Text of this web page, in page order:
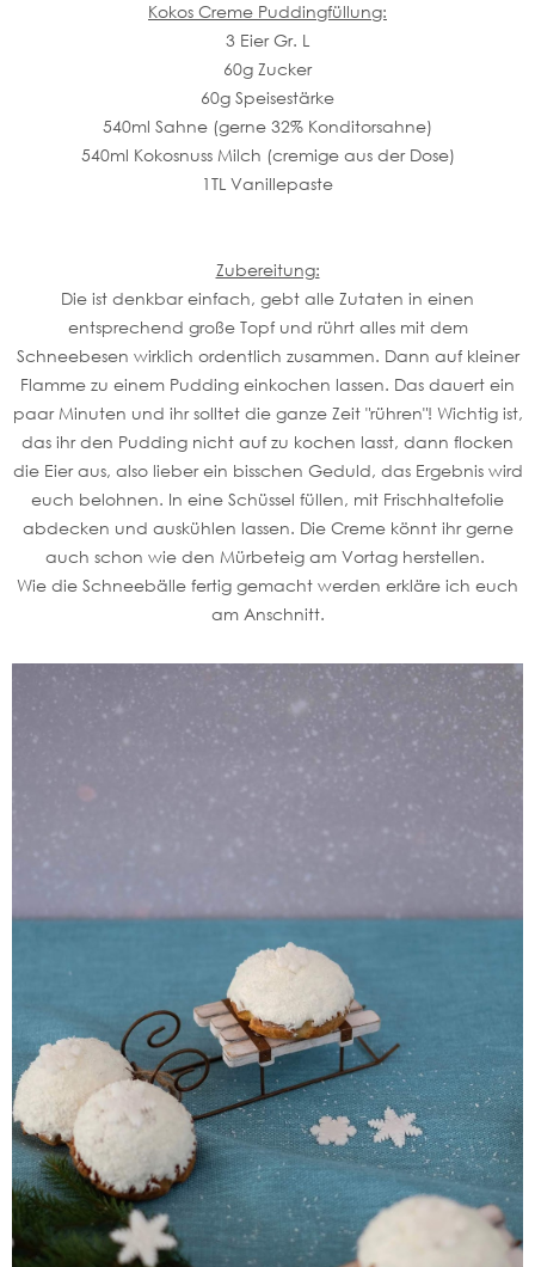
Kokos Creme Puddingfüllung:
3 Eier Gr. L
60g Zucker
60g Speisestärke
540ml Sahne (gerne 32% Konditorsahne)
540ml Kokosnuss Milch (cremige aus der Dose)
1TL Vanillepaste
Zubereitung:
Die ist denkbar einfach, gebt alle Zutaten in einen
entsprechend große Topf und rührt alles mit dem
Schneebesen wirklich ordentlich zusammen. Dann auf kleiner
Flamme zu einem Pudding einkochen lassen. Das dauert ein
paar Minuten und ihr solltet die ganze Zeit "rühren"! Wichtig ist,
das ihr den Pudding nicht auf zu kochen lasst, dann flocken
die Eier aus, also lieber ein bisschen Geduld, das Ergebnis wird
euch belohnen. In eine Schüssel füllen, mit Frischhaltefolie
abdecken und auskühlen lassen. Die Creme könnt ihr gerne
auch schon wie den Mürbeteig am Vortag herstellen.
Wie die Schneebälle fertig gemacht werden erkläre ich euch
am Anschnitt.